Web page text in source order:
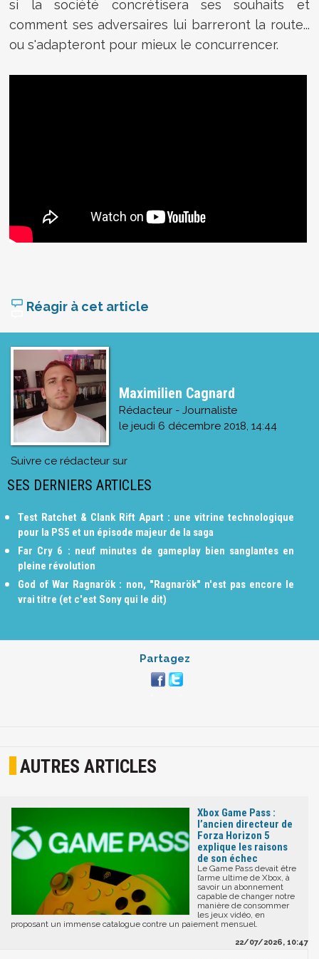
si la société concrétisera ses souhaits et
comment ses adversaires lui barreront la route...
ou s'adapteront pour mieux le concurrencer.
Réagir à cet article
Maximilien Cagnard
Rédacteur - Journaliste
le jeudi 6 décembre 2018, 14:44
Suivre ce rédacteur sur
SES DERNIERS ARTICLES
Test Ratchet & Clank Rift Apart : une vitrine technologique
pour la PS5 et un épisode majeur de la saga
Far Cry 6 : neuf minutes de gameplay bien sanglantes en
pleine révolution
God of War Ragnarök : non, "Ragnarök" n'est pas encore le
vrai titre (et c'est Sony qui le dit)
Partagez
AUTRES ARTICLES
Xbox Game Pass :
l’ancien directeur de
Forza Horizon 5
explique les raisons
de son échec
Le Game Pass devait être
l’arme ultime de Xbox, à
savoir un abonnement
capable de changer notre
manière de consommer
les jeux vidéo, en
proposant un immense catalogue contre un paiement mensuel.
22/07/2026, 10:47